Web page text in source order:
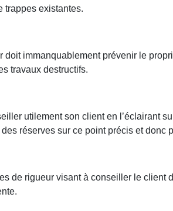
trappes existantes.
immanquablement prévenir le
travaux destructifs.
utilement son client en l’éclairant
réserves sur ce point précis et donc
de rigueur visant à conseiller le client